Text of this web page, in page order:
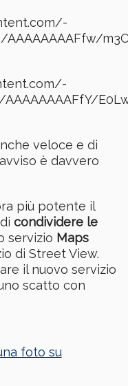
veloce e di
è davvero
più potente il
condividere le
servizio Maps
di Street View.
il nuovo servizio
scatto con
foto su